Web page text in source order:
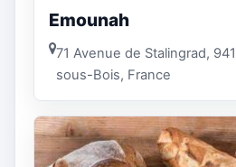
Emounah
71 Avenue de Stalingrad,
sous-Bois, France